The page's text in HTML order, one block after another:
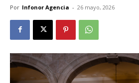
Por Infonor Agencia - 26 mayo, 2026